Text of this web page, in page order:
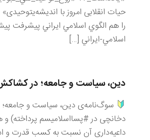
حیات انقلابی امروز با
را هم الگوي اسلامي ايراني پيشرفت
اسلامي-ايراني […]
دین، سیاست و جامعه؛ در
سوگ‌نامه‌ی دین، سیاست و جامعه؛
دخانچی در #پسااسلامیسم پرداخته)
داعیه‌داری آن نسبت به کسب قدرت و